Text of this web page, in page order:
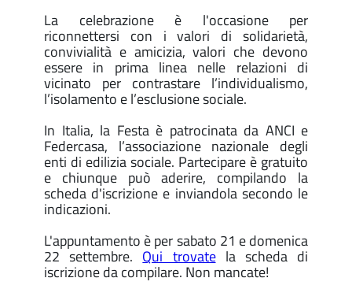
La celebrazione è l'occasione per
riconnettersi con i valori di solidarietà,
convivialità e amicizia, valori che devono
essere in prima linea nelle relazioni di
vicinato per contrastare l’individualismo,
l’isolamento e l’esclusione sociale.
In Italia, la Festa è patrocinata da ANCI e
Federcasa, l’associazione nazionale degli
enti di edilizia sociale. Partecipare è gratuito
e chiunque può aderire, compilando la
scheda d'iscrizione e inviandola secondo le
indicazioni.
L'appuntamento è per sabato 21 e domenica
22 settembre. Qui trovatela scheda di
iscrizione da compilare. Non mancate!